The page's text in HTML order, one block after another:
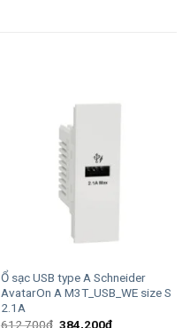
Ổ sạc USB type A Schneider
AvatarOn A M3T_USB_WE size S
2.1A
612,700₫ Giá
384,200₫Giá